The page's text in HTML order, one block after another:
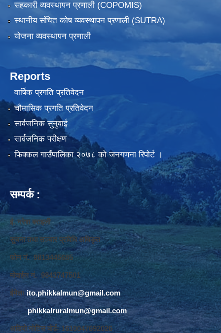
सहकारी व्यवस्थापन प्रणाली (COPOMIS)
स्थानीय संचित कोष व्यवस्थापन प्रणाली (SUTRA)
योजना व्यवस्थापन प्रणाली
Reports
वार्षिक प्रगति प्रतिवेदन
चौमासिक प्रगति प्रतिवेदन
सार्वजनिक सुनुवाई
सार्वजनिक परीक्षण
फिक्कल गाउँपालिका २०७८ को जनगणना रिपोर्ट ।
सम्पर्क :
ई. नरेश बराइली
सुचना तथा सञ्‍चार प्रविधि अधिकृत
फोन नं. 9813445685
मोवाईल नं. 9843747501
ईमेलः ito.phikkalmun@gmail.com
phikkalruralmun@gmail.com
अडियो नोटिस वोर्डः 1610047692026